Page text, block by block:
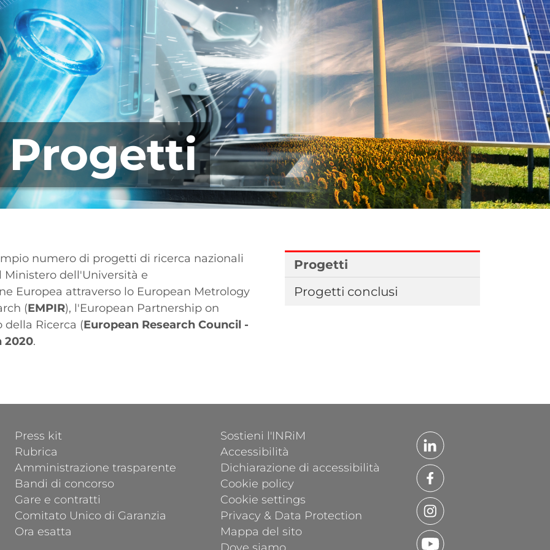
Progetti
numero di progetti di ricerca nazionali
dell'Università e
Europea attraverso lo European Metrology
(EMPIR), l'European Partnership on
della Ricerca (European Research Council -
2020.
Progetti
Progetti conclusi
FOOTER 1
Press kit
Rubrica
Amministrazione trasparente
Bandi di concorso
Gare e contratti
Comitato Unico di Garanzia
Ora esatta
FOOTER 2
Sostieni l'INRiM
Accessibilità
Dichiarazione di accessibilità
Cookie policy
Cookie settings
Privacy & Data Protection
Mappa del sito